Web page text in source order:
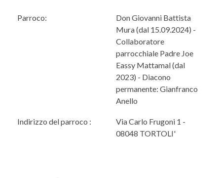
Parroco:
Don Giovanni Battista
Mura (dal 15.09.2024) -
Collaboratore
parrocchiale Padre Joe
Eassy Mattamal (dal
2023) - Diacono
permanente: Gianfranco
Anello
Indirizzo del parroco :
Via Carlo Frugoni 1 -
08048 TORTOLI'